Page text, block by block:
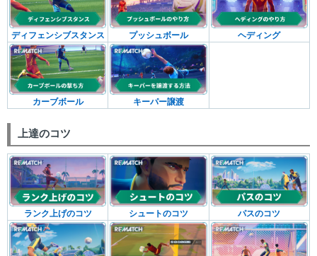
ディフェンシブスタンス プッシュボール ヘディング
カーブボール キーパー譲渡
上達のコツ
ランク上げのコツ シュートのコツ パスのコツ